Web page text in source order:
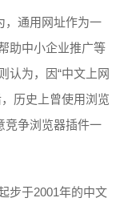
，通用网址作为一
助中小企业推广等
认为，因“中文上网
历史上曾使用浏览
竞争浏览器插件一
步于2001年的中文